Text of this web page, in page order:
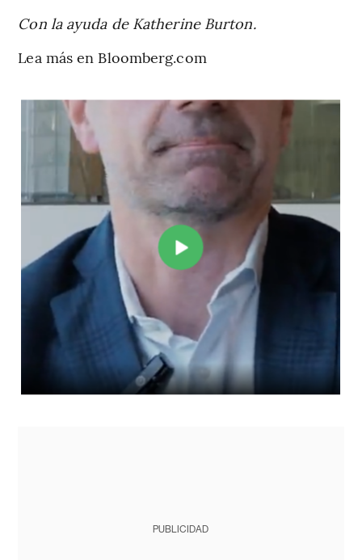
Con la ayuda de Katherine Burton.
Lea más en Bloomberg.com
PUBLICIDAD